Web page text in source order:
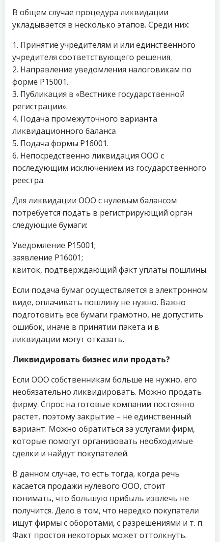
В общем случае процедура ликвидации
укладывается в несколько этапов. Среди них:
1. Принятие учредителям и или единственного
учредителя соответствующего решения.
2. Направление уведомления налоговикам по
форме P15001.
3. Публикация в «Вестнике государственной
регистрации».
4. Подача промежуточного варианта
ликвидационного баланса
5. Подача формы P16001.
6. Непосредственно ликвидация ООО с
последующим исключением из государственного
реестра.
Для ликвидации ООО с нулевым балансом
потребуется подать в регистрирующий орган
следующие бумаги:
Уведомление Р15001;
заявление Р16001;
квиток, подтверждающий факт уплаты пошлины.
Если подача бумаг осуществляется в электронном
виде, оплачивать пошлину не нужно. Важно
подготовить все бумаги грамотно, не допустить
ошибок, иначе в принятии пакета и в
ликвидации могут отказать.
Ликвидировать бизнес или продать?
Если ООО собственникам больше не нужно, его
необязательно ликвидировать. Можно продать
фирму. Спрос на готовые компании постоянно
растет, поэтому закрытие – не единственный
вариант. Можно обратиться за услугами фирм,
которые помогут организовать необходимые
сделки и найдут покупателей.
В данном случае, то есть тогда, когда речь
касается продажи нулевого ООО, стоит
понимать, что большую прибыль извлечь не
получится. Дело в том, что нередко покупатели
ищут фирмы с оборотами, с разрешениями и т. п.
Факт простоя некоторых может оттолкнуть.